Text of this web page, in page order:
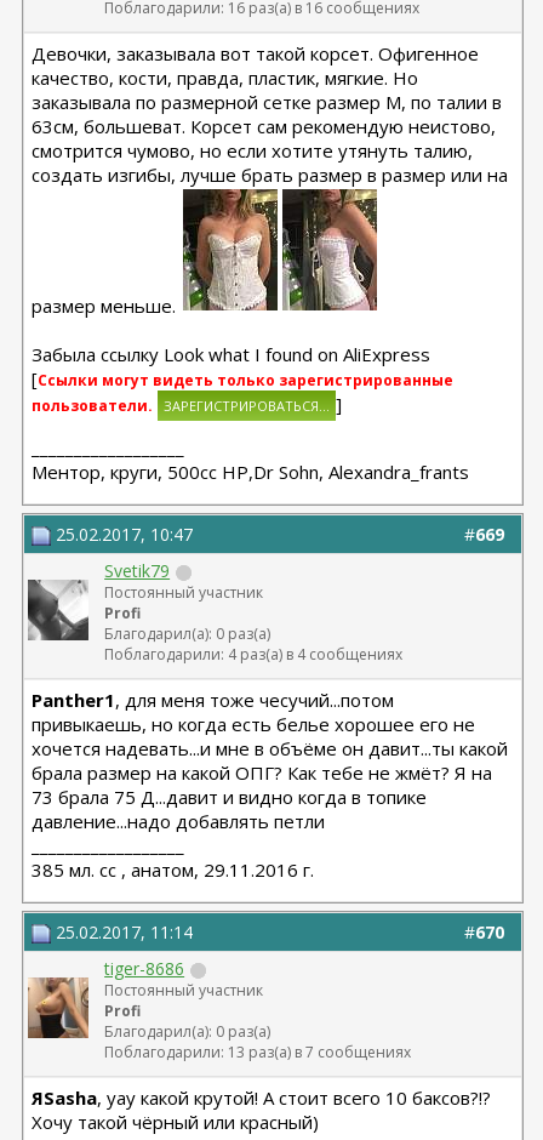
Поблагодарили: 16 раз(а) в 16 сообщениях
Девочки, заказывала вот такой корсет. Офигенное
качество, кости, правда, пластик, мягкие. Но
заказывала по размерной сетке размер М, по талии в
63см, большеват. Корсет сам рекомендую неистово,
смотрится чумово, но если хотите утянуть талию,
создать изгибы, лучше брать размер в размер или на
размер меньше.
Забыла ссылку Look what I found on AliExpress
[Ссылки могут видеть только зарегистрированные
пользователи.
]
Ментор, круги, 500сс HP,Dr Sohn, Alexandra_frants
#669
25.02.2017, 10:47
Svetik79
Постоянный участник
Profi
Благодарил(а): 0 раз(а)
Поблагодарили: 4 раз(а) в 4 сообщениях
Panther1, для меня тоже чесучий...потом
привыкаешь, но когда есть белье хорошее его не
хочется надевать...и мне в объёме он давит...ты какой
брала размер на какой ОПГ? Как тебе не жмёт? Я на
73 брала 75 Д...давит и видно когда в топике
давление...надо добавлять петли
385 мл. сс , анатом, 29.11.2016 г.
#670
25.02.2017, 11:14
tiger-8686
Постоянный участник
Profi
Благодарил(а): 0 раз(а)
Поблагодарили: 13 раз(а) в 7 сообщениях
ЯSasha, уау какой крутой! А стоит всего 10 баксов?!?
Хочу такой чёрный или красный)